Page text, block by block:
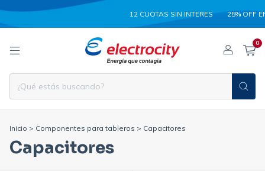
12 CUOTAS SIN INTERES 25% OFF
0
Inicio > Componentes para tableros > Capacitores
Capacitores